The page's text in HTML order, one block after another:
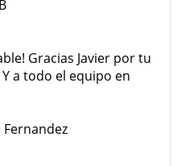
Gracias Javier por tu
a todo el equipo en